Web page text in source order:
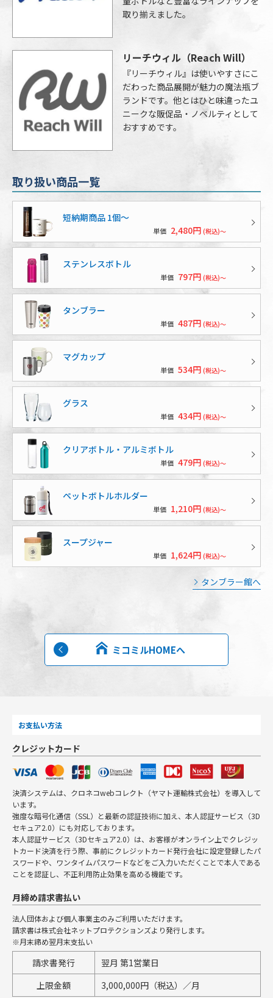
取り揃えました。
リーチウィル （Reach Will）
『リーチウィル』は使いやすさにこ
だわった商品展開が魅力の魔法瓶ブ
ランドです。他とはひと味違ったユ
ニークな販促品・ノベルティとして
おすすめです。
取り扱い商品一覧
短納期商品 1個〜
単価 2,480円 (税込)～
ステンレスボトル
単価 797円 (税込)～
タンブラー
単価 487円 (税込)～
マグカップ
単価 534円 (税込)～
グラス
単価 434円 (税込)～
クリアボトル・アルミボトル
単価 479円 (税込)～
ペットボトルホルダー
単価 1,210円 (税込)～
スープジャー
単価 1,624円 (税込)～
タンブラー館へ
ミコミルHOMEへ
お支払い方法
クレジットカード
決済システムは、クロネコwebコレクト（ヤマト運輸株式会社）を導入して
います。
強度な暗号化通信（SSL）と最新の認証技術に加え、本人認証サービス（3D
セキュア2.0）にも対応しております。
本人認証サービス（3Dセキュア2.0）は、お客様がオンライン上でクレジッ
トカード決済を行う際、事前にクレジットカード発行会社に設定登録したパ
スワードや、ワンタイムパスワードなどをご入力いただくことで本人である
ことを認証し、不正利用防止効果を高める機能です。
月締め請求書払い
法人団体および個人事業主のみご利用いただけます。
請求書は株式会社ネットプロテクションズより発行します。
※月末締め翌月末支払い
請求書発行
翌月 第1営業日
上限金額
3,000,000円（税込）／月